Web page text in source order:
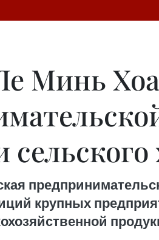
Минь
крупных